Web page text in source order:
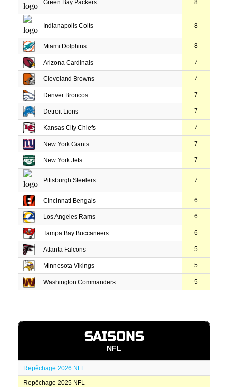
Green Bay Packers 8
Indianapolis Colts 8
Miami Dolphins 8
Arizona Cardinals 7
Cleveland Browns 7
Denver Broncos 7
Detroit Lions 7
Kansas City Chiefs 7
New York Giants 7
New York Jets 7
Pittsburgh Steelers 7
Cincinnati Bengals 6
Los Angeles Rams 6
Tampa Bay Buccaneers 6
Atlanta Falcons 5
Minnesota Vikings 5
Washington Commanders 5
SAISONS
NFL
Repêchage 2026 NFL
Repêchage 2025 NFL